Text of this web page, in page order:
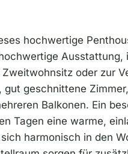
hochwertige
oder zur
geschnittene
Balkonen. Ein
Tagen eine warme,
harmonisch in den